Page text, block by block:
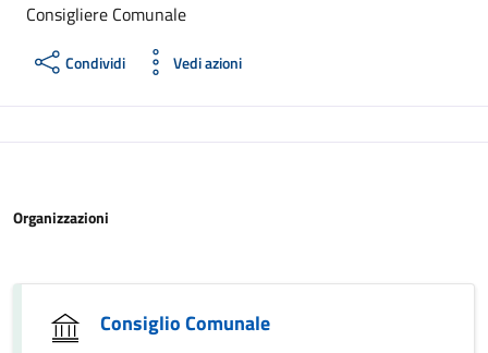
Consigliere Comunale
Condividi Vedi azioni
Organizzazioni
Consiglio Comunale